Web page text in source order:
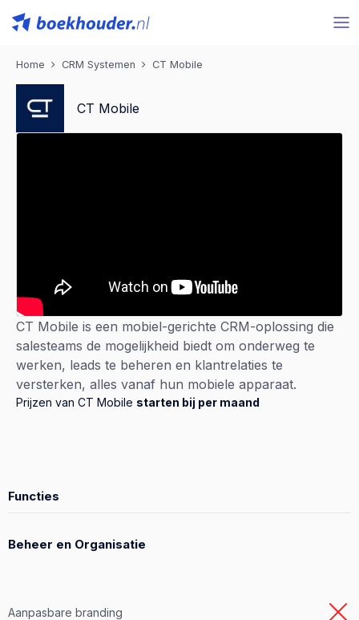
Home CRM Systemen CT Mobile
CT Mobile
CT Mobile is een mobiel-gerichte CRM-oplossing die
salesteams de mogelijkheid biedt om onderweg te
werken, leads te beheren en klantrelaties te
versterken, alles vanaf hun mobiele apparaat.
Prijzen van CT Mobile starten bij per maand
Functies
Beheer en Organisatie
Aanpasbare branding